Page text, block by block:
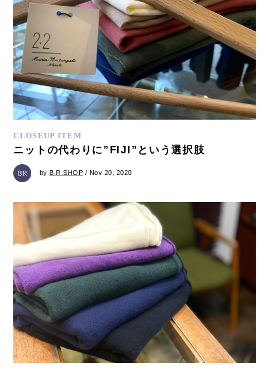
CLOSEUP ITEM
ニットの代わりに”FIJI”という選択肢
byB.R.SHOP / Nov 20, 2020